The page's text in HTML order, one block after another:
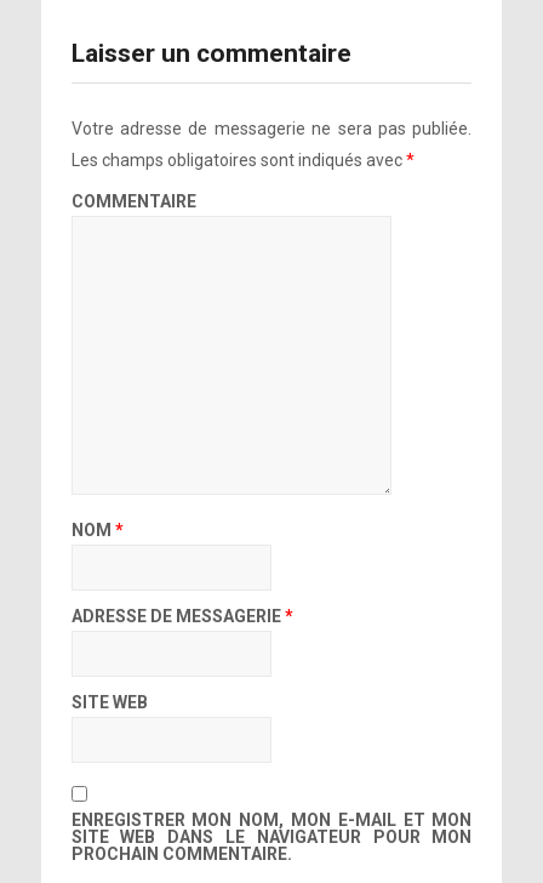
Laisser un commentaire
Votre adresse de messagerie ne sera pas publiée.
Les champs obligatoires sont indiqués avec*
COMMENTAIRE
NOM *
ADRESSE DE MESSAGERIE*
SITE WEB
ENREGISTRER MON NOM, MON E-MAIL ET MON
SITE WEB DANS LE NAVIGATEUR POUR MON
PROCHAIN COMMENTAIRE.